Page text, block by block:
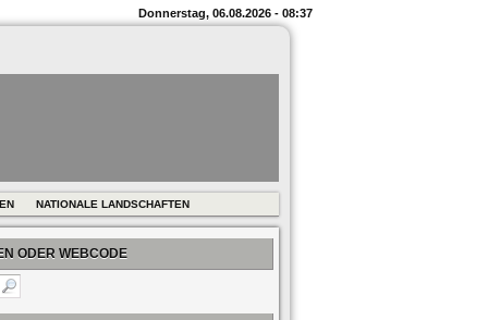
Donnerstag, 06.08.2026 - 08:37
NATIONALE LANDSCHAFTEN
ODER WEBCODE